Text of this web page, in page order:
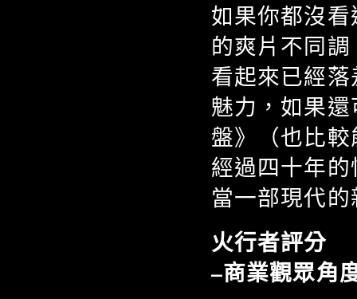
如果你都沒
的爽片不同
看起來已經
魅力，如果
盤》（也比
經過四十年
當一部現代
火行者評
–商業觀眾角